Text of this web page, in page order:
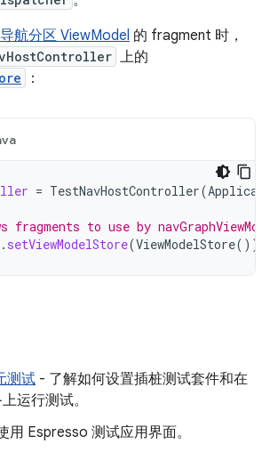
导航分区 ViewModel 的 fragment 时，
上的
：
= TestNavHostController(
to use by
. setViewModelStore(ViewModelStore())
测试 - 了解如何设置插桩测试套件和在
运行测试。
用 Espresso 测试应用界面。